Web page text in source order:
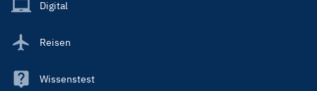
Digital
Reisen
Wissenstest